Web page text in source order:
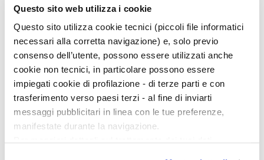
Questo sito web utilizza i cookie
Questo sito utilizza cookie tecnici (piccoli file informatici
necessari alla corretta navigazione) e, solo previo
consenso dell’utente, possono essere utilizzati anche
cookie non tecnici, in particolare possono essere
impiegati cookie di profilazione - di terze parti e con
trasferimento verso paesi terzi - al fine di inviarti
messaggi pubblicitari in linea con le tue preferenze,
manifestate durante la navigazione.
Ciclo di conferenze